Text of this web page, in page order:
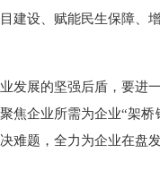
建设、赋能民生保障、
发展的坚强后盾，要进
焦企业所需为企业“架
难题，全力为企业在盘